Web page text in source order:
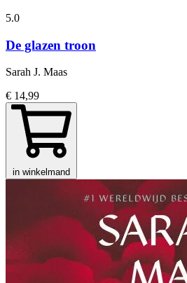
5.0
De glazen troon
Sarah J. Maas
€ 14,99
in winkelmand